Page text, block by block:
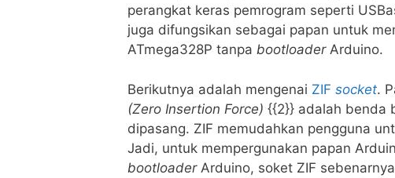
perangkat keras pemrogram seperti
juga difungsikan sebagai papan untuk
ATmega328P tanpa bootloaderArduino.
Berikutnya adalah mengenai ZIF socket.
(Zero Insertion Force) {{2}} adalah benda
dipasang. ZIF memudahkan pengguna
Jadi, untuk mempergunakan papan
bootloaderArduino, soket ZIF